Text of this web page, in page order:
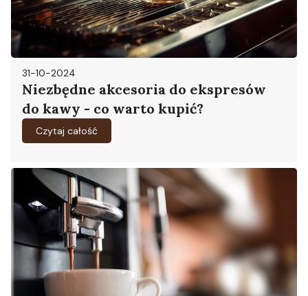
31-10-2024
Niezbędne akcesoria do ekspresów
do kawy - co warto kupić?
Czytaj całość